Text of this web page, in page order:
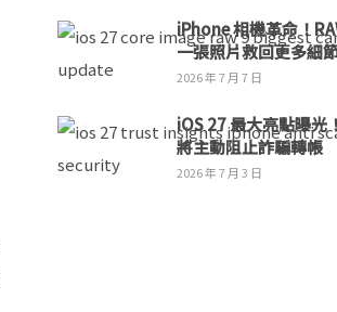
iPhone 相機革命！
一張照片救回更多細
2026 年 7 月 7 日
iOS 27 最大亮點曝光
將主動阻止詐騙轉帳
2026 年 7 月 3 日